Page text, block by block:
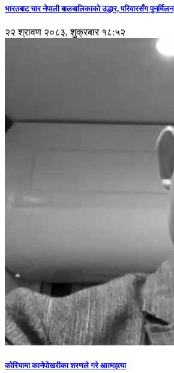
भारतबाट चार नेपाली बालबालिकाको उद्धार, परिवारसँग पुनर्मिलन
२२ श्रावण २०८३, शुक्रबार १८:५२
कोरियामा कानेपोखरीका शरणले गरे आत्महत्या